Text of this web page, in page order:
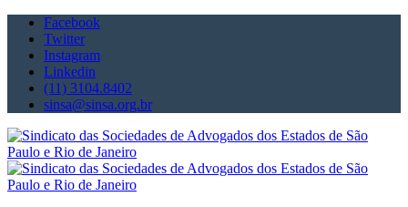
Facebook
Twitter
Instagram
Linkedin
(11) 3104.8402
sinsa@sinsa.org.br